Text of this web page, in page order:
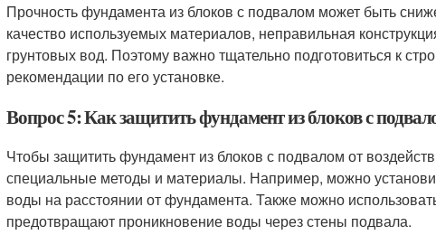
Прочность фундамента из блоков с подвалом может быть
качество используемых материалов, неправильная
грунтовых вод. Поэтому важно тщательно подготовиться к
рекомендации по его установке.
Вопрос 5: Как защитить фундамент из блоков с
Чтобы защитить фундамент из блоков с подвалом от
специальные методы и материалы. Например, можно
воды на расстоянии от фундамента. Также можно
предотвращают проникновение воды через стены подвала.